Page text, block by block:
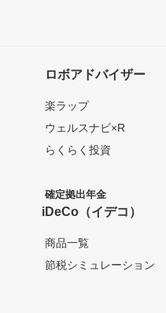
ロボアドバイザー
楽ラップ
ウェルスナビ×R
らくらく投資
確定拠出年金
iDeCo（イデコ）
商品一覧
節税シミュレーション